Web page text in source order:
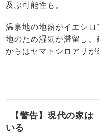
及ぶ可能性も。
温泉地の地熱がイエシ
地のため湿気が滞留し
からはヤマトシロアリが
【警告】現代の家
いる